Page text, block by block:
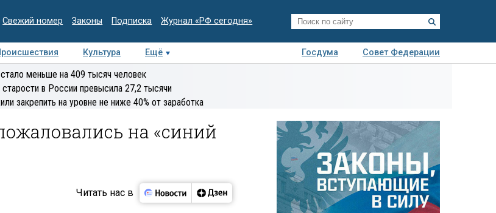
Свежий номер Законы Подписка Журнал «РФ сегодня»
Культура Ещё Госдума
Совет Федерации
Интервью Колумнисты
меньше на 409 тысяч человек
в России превысила 27,2 тысячи
закрепить на уровне не ниже 40% от заработка
на «синий
Читать нас в